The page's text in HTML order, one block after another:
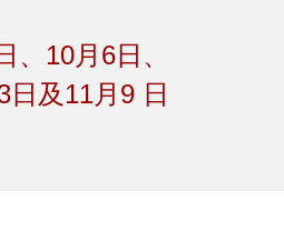
、10月6日、
日及11月9 日